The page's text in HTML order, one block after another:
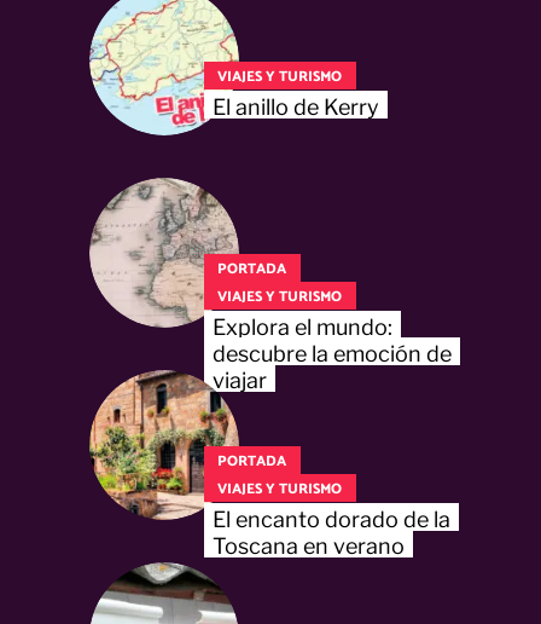
VIAJES Y TURISMO
El anillo de Kerry
PORTADA
VIAJES Y TURISMO
Explora el mundo:
descubre la emoción de
viajar
PORTADA
VIAJES Y TURISMO
El encanto dorado de la
Toscana en verano